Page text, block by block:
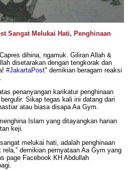
Sangat Melukai Hati, Penghinaan
Capres dihina, ngamuk. Giliran Allah &
disetarakan dengan tengkorak dan
#JakartaPost" demikian beragam reaksi
penanyangan karikatur penghinaan
Sikap tegas kali ini datang dari
atau biasa disapa Aa Gym.
Islam yang ditayangkan harian
keji.
melukai hati, adalah penghinaan
demikian pernyataan Aa Gym yang
page Facebook KH Abdullah